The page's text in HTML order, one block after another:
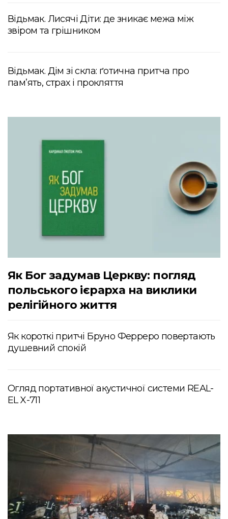
Відьмак. Лисячі Діти: де зникає межа між
звіром та грішником
Відьмак. Дім зі скла: ґотична притча про
пам’ять, страх і прокляття
Як Бог задумав Церкву: погляд
польського ієрарха на виклики
релігійного життя
Як короткі притчі Бруно Ферреро повертають
душевний спокій
Огляд портативної акустичної системи REAL-
EL X-711